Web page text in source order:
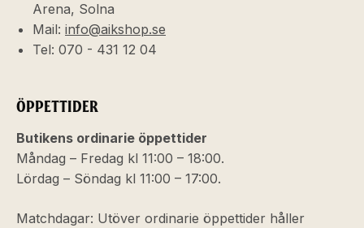
Arena, Solna
Mail: info@aikshop.se
Tel: 070 - 431 12 04
ÖPPETTIDER
Butikens ordinarie öppettider
Måndag – Fredag kl 11:00 – 18:00.
Lördag – Söndag kl 11:00 – 17:00.
Matchdagar: Utöver ordinarie öppettider håller